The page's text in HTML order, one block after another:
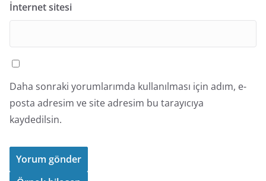
İnternet sitesi
Daha sonraki yorumlarımda kullanılması için adım, e-
posta adresim ve site adresim bu tarayıcıya
kaydedilsin.